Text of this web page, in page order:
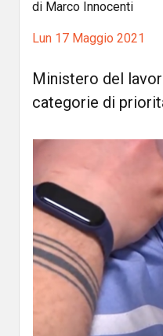
di Marco Innocenti
Lun 17 Maggio 2021
Ministero del
categorie di